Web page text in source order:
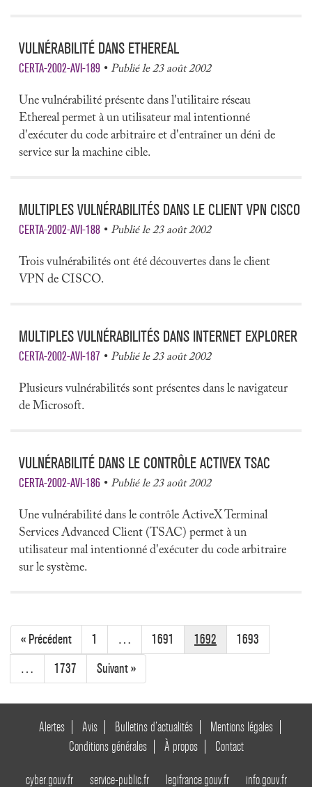
VULNÉRABILITÉ DANS ETHEREAL
CERTA-2002-AVI-189 Publié le 23 août 2002
Une vulnérabilité présente dans l'utilitaire réseau
Ethereal permet à un utilisateur mal intentionné
d'exécuter du code arbitraire et d'entraîner un déni de
service sur la machine cible.
MULTIPLES VULNÉRABILITÉS DANS LE CLIENT VPN CISCO
CERTA-2002-AVI-188 Publié le 23 août 2002
Trois vulnérabilités ont été découvertes dans le client
VPN de CISCO.
MULTIPLES VULNÉRABILITÉS DANS INTERNET EXPLORER
CERTA-2002-AVI-187 Publié le 23 août 2002
Plusieurs vulnérabilités sont présentes dans le navigateur
de Microsoft.
VULNÉRABILITÉ DANS LE CONTRÔLE ACTIVEX TSAC
CERTA-2002-AVI-186 Publié le 23 août 2002
Une vulnérabilité dans le contrôle ActiveX Terminal
Services Advanced Client (TSAC) permet à un
utilisateur mal intentionné d'exécuter du code arbitraire
sur le système.
« Précédent 1 … 1691 1692
1693
…
1737 Suivant »
Alertes Avis Bulletins d’actualités
Mentions légales
Conditions générales
À propos Contact
cyber.gouv.fr service-public.fr legifrance.gouv.fr info.gouv.fr